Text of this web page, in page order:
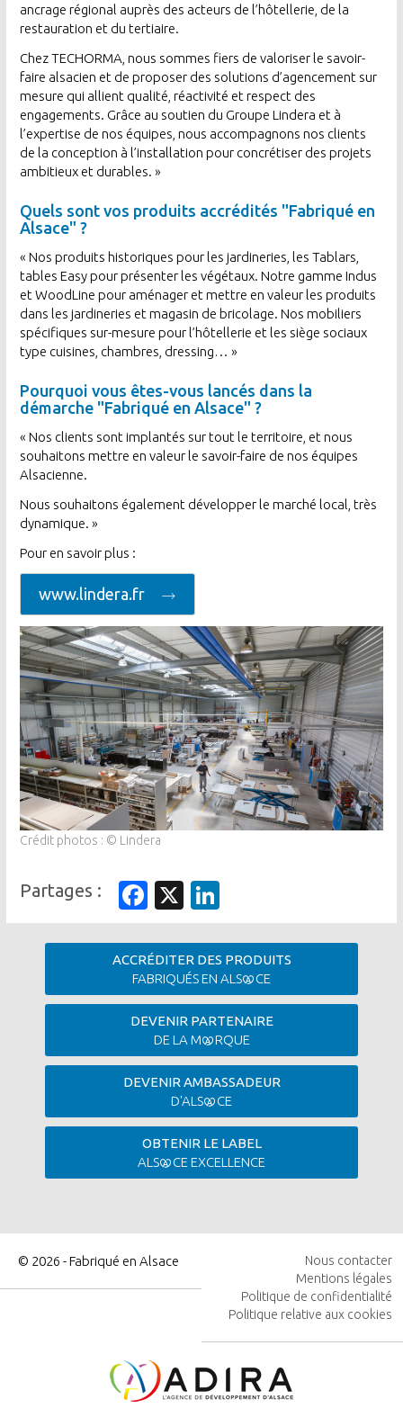
ACCRÉDITER DES PRODUITS
FABRIQUÉS EN ALS
CE
DEVENIR PARTENAIRE
DE LA M
RQUE
DEVENIR AMBASSADEUR
D'ALS
CE
OBTENIR LE LABEL
ALS
CE EXCELLENCE
ancrage régional auprès des acteurs de l’hôtellerie, de la
restauration et du tertiaire.
Chez TECHORMA, nous sommes fiers de valoriser le savoir-
faire alsacien et de proposer des solutions d’agencement sur
mesure qui allient qualité, réactivité et respect des
engagements. Grâce au soutien du Groupe Lindera et à
l’expertise de nos équipes, nous accompagnons nos clients
de la conception à l’installation pour concrétiser des projets
ambitieux et durables. »
Quels sont vos produits accrédités "Fabriqué en
Alsace" ?
« Nos produits historiques pour les jardineries, les Tablars,
tables Easy pour présenter les végétaux. Notre gamme Indus
et WoodLine pour aménager et mettre en valeur les produits
dans les jardineries et magasin de bricolage. Nos mobiliers
spécifiques sur-mesure pour l’hôtellerie et les siège sociaux
type cuisines, chambres, dressing… »
Pourquoi vous êtes-vous lancés dans la
démarche "Fabriqué en Alsace" ?
« Nos clients sont implantés sur tout le territoire, et nous
souhaitons mettre en valeur le savoir-faire de nos équipes
Alsacienne.
Nous souhaitons également développer le marché local, très
dynamique. »
Pour en savoir plus :
www.lindera.fr
Image
Crédit photos : © Lindera
Facebook
X
© 2026 - Fabriqué en Alsace
PIED
DE
PAGE
Nous contacter
Mentions légales
Politique de confidentialité
Politique relative aux cookies